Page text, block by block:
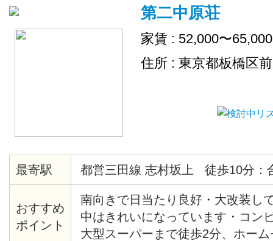
第二中原荘
家賃 : 52,000〜
住所 : 東京都板橋区
最寄駅 都営三田線 志村坂上 徒歩10分：
おすすめ
ポイント
南向きで日当たり良好・大改装し
中はきれいになっています・コン
大型スーパーまで徒歩2分、ホー